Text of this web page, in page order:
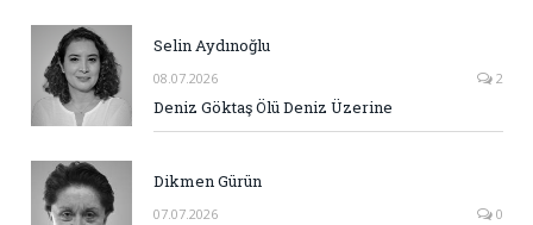
Selin Aydınoğlu
08.07.2026 2
Deniz Göktaş Ölü Deniz Üzerine
Dikmen Gürün
07.07.2026 0